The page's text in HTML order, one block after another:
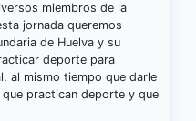
miembros de la
jornada queremos
de Huelva y su
deporte para
al mismo tiempo que darle
practican deporte y que